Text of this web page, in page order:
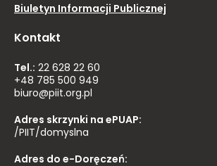
Biuletyn Informacji Publicznej
Kontakt
Tel.: 22 628 22 60
+48 785 500 949
biuro@piit.org.pl
Adres skrzynki na ePUAP:
/PIIT/domyslna
Adres do e-Doręczeń: